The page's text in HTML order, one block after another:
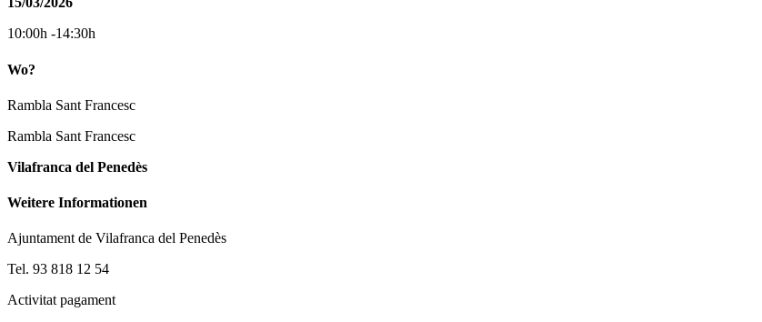
10:00h -14:30h
Wo?
Rambla Sant Francesc
Rambla Sant Francesc
Vilafranca del Penedès
Weitere Informationen
Ajuntament de Vilafranca del Penedès
Tel. 93 818 12 54
Activitat pagament